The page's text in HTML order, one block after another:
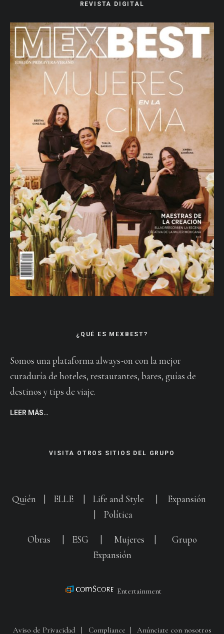
REVISTA DIGITAL
¿QUÉ ES MEXBEST?
Somos una plataforma always-on con la mejor
curaduría de hoteles, restaurantes, bares, guías de
destinos y tips de viaje.
LEER MÁS…
VISITA OTROS SITIOS DEL GRUPO
Quién ELLE Life and Style
Expansión
Política
Obras ESG Mujeres
Grupo
Expansión
Entertainment
Aviso de Privacidad| Compliance | Anúnciate con nosotros